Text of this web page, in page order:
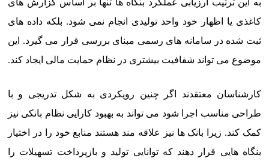
کاغذی یا اظهار خود واحد تولیدی انجام نمی شود. بلکه داده های
ثبت شده در سامانه های رسمی مبنای بررسی قرار می گیرد. این
موضوع می تواند شفافیت بیشتری در نظام حمایت مالی ایجاد کند.
کارشناسان معتقدند اگر چنین رویکردی به شکل تدریجی و با
طراحی مناسب اجرا شود می تواند به بهبود کارایی نظام بانکی نیز
کمک کند. زیرا بانک ها نیز علاقه مند هستند منابع خود را در اختیار
بنگاه هایی قرار دهند که توانایی تولید و بازپرداخت تسهیلات را